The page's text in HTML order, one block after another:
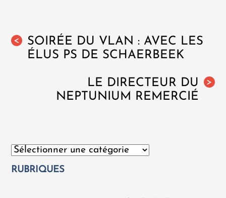
<
SOIRÉE DU VLAN : AVEC LES
ÉLUS PS DE SCHAERBEEK
>
LE DIRECTEUR DU
NEPTUNIUM REMERCIÉ
Catégories
RUBRIQUES